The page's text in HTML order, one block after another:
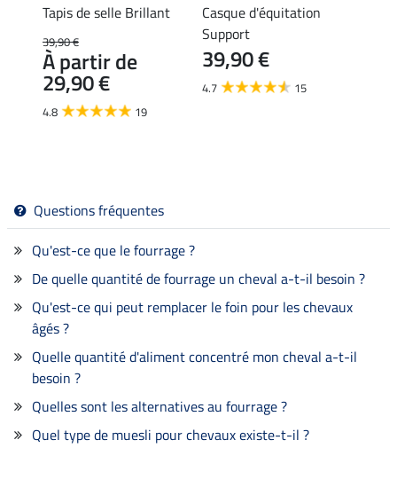
Tapis de selle Brillant
39,90 €
À partir de
29,90 €
4.8 19
Casque d'équitation
Support
39,90 €
4.7 15
Questions fréquentes
Qu'est-ce que le fourrage ?
De quelle quantité de fourrage un cheval a-t-il besoin ?
Qu'est-ce qui peut remplacer le foin pour les chevaux
âgés ?
Quelle quantité d'aliment concentré mon cheval a-t-il
besoin ?
Quelles sont les alternatives au fourrage ?
Quel type de muesli pour chevaux existe-t-il ?